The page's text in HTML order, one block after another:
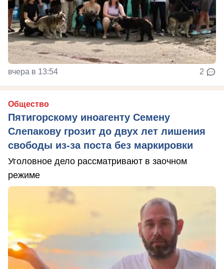
вчера в 13:54 2
Общество
Пятигорскому иноагенту Семену
Слепакову грозит до двух лет лишения
свободы из-за поста без маркировки
Уголовное дело рассматривают в заочном
режиме